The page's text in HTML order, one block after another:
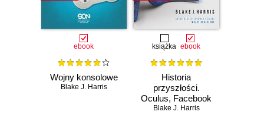
ebook
Wojny konsolowe
Blake J. Harris
książka ebook
Historia
przyszłości.
Oculus, Facebook
i rewolucja
Blake J. Harris